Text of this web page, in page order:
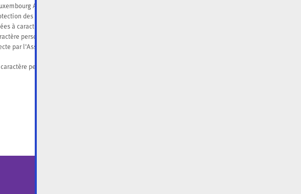
Alzheimer, responsable du traitement au
des données à caractère personnel dans le but
à caractère personnel est l’intérêt légitime de
personnel demandées est nécessaire afin de
par l’Association Luxembourg Alzheimer.
personnel